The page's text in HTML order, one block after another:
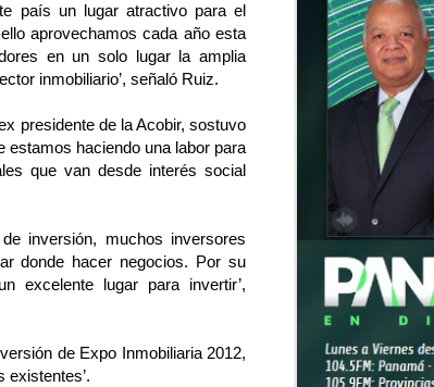
país un lugar atractivo para el
aprovechamos cada año esta
en un solo lugar la amplia
inmobiliario’, señaló Ruiz.
presidente de la Acobir, sostuvo
estamos haciendo una labor para
que van desde interés social
inversión, muchos inversores
donde hacer negocios. Por su
excelente lugar para invertir’,
de Expo Inmobiliaria 2012,
existentes’.